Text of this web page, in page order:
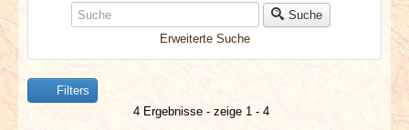
NEUESTE ARTIKEL
NEWS & DATES
BERICHTE
Suche
Erweiterte Suche
Filters
4 Ergebnisse - zeige 1 - 4